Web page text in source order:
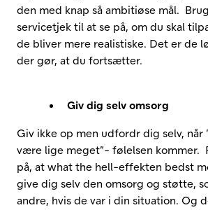
den med knap så ambitiøse mål.
servicetjek til at se på, om du skal
de bliver mere realistiske. Det er de
der gør, at du fortsætter.
Giv dig selv omsorg
Giv ikke op men udfordr dig selv, når
være lige meget”- følelsen kommer.
på, at what the hell-effekten bedst
give dig selv den omsorg og støtte,
andre, hvis de var i din situation. Og